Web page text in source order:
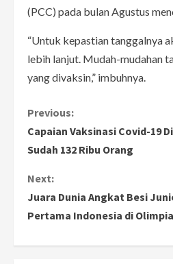
(PCC) pada bulan Agustus
“Untuk kepastian tanggalnya
lebih lanjut. Mudah-mudahan
yang divaksin,” imbuhnya.
C
o
n
t
Previous:
Capaian Vaksinasi Covid-19
Sudah 132 Ribu Orang
Next:
Juara Dunia Angkat Besi
Pertama Indonesia di